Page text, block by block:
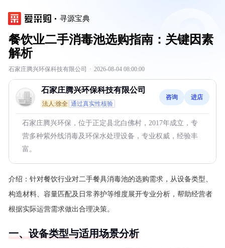
寻源宝典
餐饮业二手消毒池选购指南：关键因素
解析
石家庄腾兴环保科技有限公司 · 2026-08-04 08:00:00
石家庄腾兴环保科技有限公司
法人:徐全 通过真实性核验
咨询 进店
石家庄腾兴环保，位于正定县北白佛村，2017年成立，专
营多种紫外线消毒及环保水处理设备，专业权威，经验丰
富。
介绍： 针对餐饮行业对二手餐具消毒池的选购需求，从设备类型、
构造材料、容量匹配及日常养护等维度展开专业分析，帮助经营者
根据实际运营需求做出合理决策。
一、设备类型与适用场景分析